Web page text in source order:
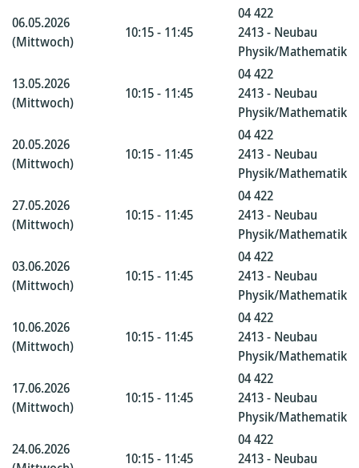
06.05.2026
(Mittwoch)
10:15 - 11:45
04 422
2413 - Neubau
Physik/Mathematik
13.05.2026
(Mittwoch)
10:15 - 11:45
04 422
2413 - Neubau
Physik/Mathematik
20.05.2026
(Mittwoch)
10:15 - 11:45
04 422
2413 - Neubau
Physik/Mathematik
27.05.2026
(Mittwoch)
10:15 - 11:45
04 422
2413 - Neubau
Physik/Mathematik
03.06.2026
(Mittwoch)
10:15 - 11:45
04 422
2413 - Neubau
Physik/Mathematik
10.06.2026
(Mittwoch)
10:15 - 11:45
04 422
2413 - Neubau
Physik/Mathematik
17.06.2026
(Mittwoch)
10:15 - 11:45
04 422
2413 - Neubau
Physik/Mathematik
24.06.2026
10:15 - 11:45
04 422
2413 - Neubau